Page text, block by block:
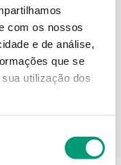
com os nossos
e de análise,
que se
utilização dos